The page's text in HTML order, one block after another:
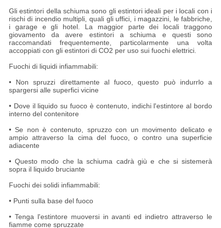
Gli estintori della schiuma sono gli estintori ideali per i locali con i
rischi di incendio multipli, quali gli uffici, i magazzini, le fabbriche,
i garage e gli hotel. La maggior parte dei locali traggono
giovamento da avere estintori a schiuma e questi sono
raccomandati frequentemente, particolarmente una volta
accoppiati con gli estintori di CO2 per uso sui fuochi elettrici.
Fuochi di liquidi infiammabili:
• Non spruzzi direttamente al fuoco, questo può indurrlo a
spargersi alle superfici vicine
• Dove il liquido su fuoco è contenuto, indichi l'estintore al bordo
interno del contenitore
• Se non è contenuto, spruzzo con un movimento delicato e
ampio attraverso la cima del fuoco, o contro una superficie
adiacente
• Questo modo che la schiuma cadrà giù e che si sistemerà
sopra il liquido bruciante
Fuochi dei solidi infiammabili:
• Punti sulla base del fuoco
• Tenga l'estintore muoversi in avanti ed indietro attraverso le
fiamme come spruzzate